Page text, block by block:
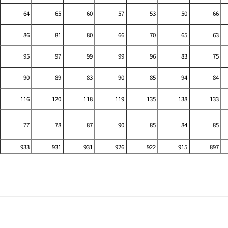
64 65 60 57 53 50
66
86 81 80 66 70 65
63
95 97 99 99 96 83
75
90 89 83 90 85 94
84
116 120 118 119 135 138
133
77 78 87 90 85 84 85
933 931 931 926 922 915 897